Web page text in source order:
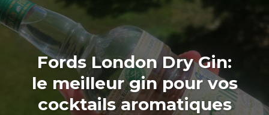
Fords London Dry Gin:
le meilleur gin pour vos
cocktails aromatiques